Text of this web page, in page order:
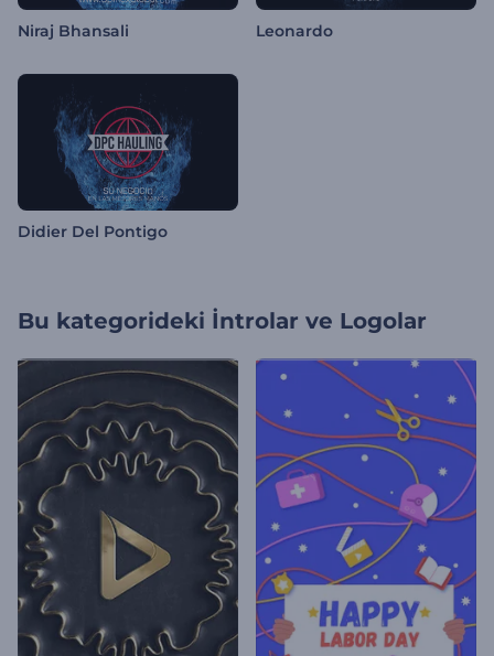
Niraj Bhansali Leonardo
Didier Del Pontigo
Bu kategorideki İntrolar ve Logolar